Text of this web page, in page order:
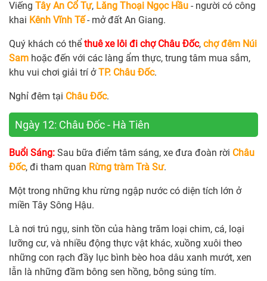
Viếng Tây An Cổ Tự, Lăng Thoại Ngọc Hầu - người có công
khai Kênh Vĩnh Tế- mở đất An Giang.
Quý khách có thể thuê xe lôi đi chợ Châu Đốc, chợ đêm Núi
Sam hoặc đến với các làng ẩm thực, trung tâm mua sắm,
khu vui chơi giải trí ởTP. Châu Đốc.
Nghỉ đêm tại Châu Đốc.
Ngày 12: Châu Đốc - Hà Tiên
Buổi Sáng: Sau bữa điểm tâm sáng, xe đưa đoàn rời Châu
Đốc, đi tham quan Rừng tràm Trà Sư.
Một trong những khu rừng ngập nước có diện tích lớn ở
miền Tây Sông Hậu.
Là nơi trú ngụ, sinh tồn của hàng trăm loại chim, cá, loại
lưỡng cư, và nhiều động thực vật khác, xuồng xuôi theo
những con rạch đầy lục bình bèo hoa dâu xanh mướt, xen
lẫn là những đầm bông sen hồng, bông súng tím.